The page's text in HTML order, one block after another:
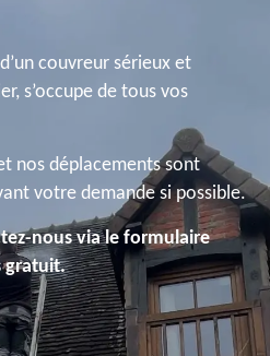
couvreur sérieux et
s’occupe de tous vos
nos déplacements sont
votre demande si possible.
nous via le formulaire
gratuit.